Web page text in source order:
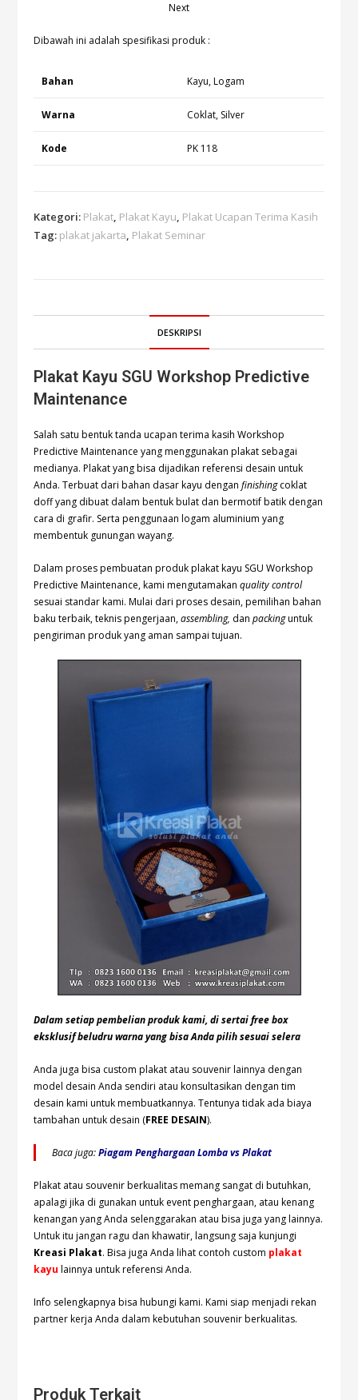
Next
Dibawah ini adalah spesifikasi produk :
Bahan Kayu, Logam
Warna Coklat, Silver
Kode PK 118
Kategori: Plakat, Plakat Kayu, Plakat Ucapan Terima Kasih
Tag: plakat jakarta, Plakat Seminar
DESKRIPSI
Plakat Kayu SGU Workshop Predictive
Maintenance
Salah satu bentuk tanda ucapan terima kasih Workshop
Predictive Maintenance yang menggunakan plakat sebagai
medianya. Plakat yang bisa dijadikan referensi desain untuk
Anda. Terbuat dari bahan dasar kayu denganfinishingcoklat
doff yang dibuat dalam bentuk bulat dan bermotif batik dengan
cara di grafir. Serta penggunaan logam aluminium yang
membentuk gunungan wayang.
Dalam proses pembuatan produk plakat kayu SGU Workshop
Predictive Maintenance, kami mengutamakanquality control
sesuai standar kami. Mulai dari proses desain, pemilihan bahan
baku terbaik, teknis pengerjaan,assembling, danpackinguntuk
pengiriman produk yang aman sampai tujuan.
Dalam setiap pembelian produk kami, di sertai free box
eksklusif beludru warna yang bisa Anda pilih sesuai selera
Anda juga bisa custom plakat atau souvenir lainnya dengan
model desain Anda sendiri atau konsultasikan dengan tim
desain kami untuk membuatkannya. Tentunya tidak ada biaya
tambahan untuk desain (FREE DESAIN).
Baca juga:Piagam Penghargaan Lomba vs Plakat
Plakat atau souvenir berkualitas memang sangat di butuhkan,
apalagi jika di gunakan untuk event penghargaan, atau kenang
kenangan yang Anda selenggarakan atau bisa juga yang lainnya.
Untuk itu jangan ragu dan khawatir, langsung saja kunjungi
Kreasi Plakat. Bisa juga Anda lihat contoh custom plakat
kayu lainnya untuk referensi Anda.
Info selengkapnya bisa hubungi kami. Kami siap menjadi rekan
partner kerja Anda dalam kebutuhan souvenir berkualitas.
Produk Terkait